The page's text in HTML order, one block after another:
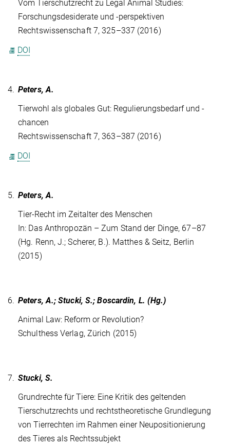
Vom Tierschutzrecht zu Legal Animal Studies:
Forschungsdesiderate und -perspektiven
Rechtswissenschaft 7, 325–337 (2016)
DOI
4. Peters, A.
Tierwohl als globales Gut: Regulierungsbedarf und -
chancen
Rechtswissenschaft 7, 363–387 (2016)
DOI
5. Peters, A.
Tier-Recht im Zeitalter des Menschen
In: Das Anthropozän – Zum Stand der Dinge, 67–87
(Hg. Renn, J.; Scherer, B.). Matthes & Seitz, Berlin
(2015)
6. Peters, A.; Stucki, S.; Boscardin, L. (Hg.)
Animal Law: Reform or Revolution?
Schulthess Verlag, Zürich (2015)
7. Stucki, S.
Grundrechte für Tiere: Eine Kritik des geltenden
Tierschutzrechts und rechtstheoretische Grundlegung
von Tierrechten im Rahmen einer Neupositionierung
des Tieres als Rechtssubjekt